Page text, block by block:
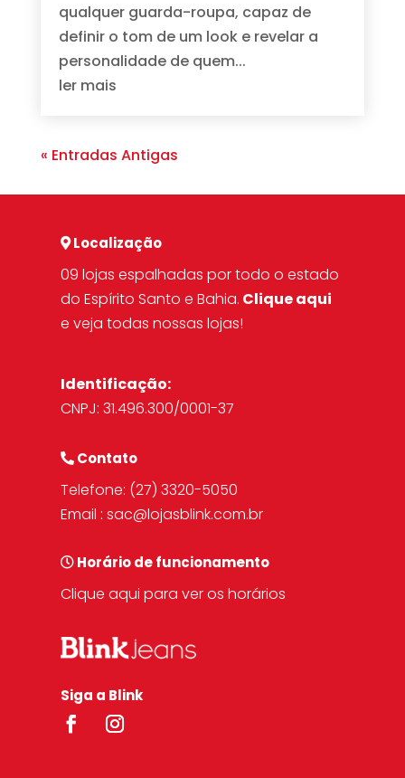
qualquer guarda-roupa, capaz de
definir o tom de um look e revelar a
personalidade de quem...
ler mais
« Entradas Antigas
Localização
09 lojas espalhadas por todo o estado
do Espírito Santo e Bahia. Clique aqui
e veja todas nossas lojas!
Identificação:
CNPJ: 31.496.300/0001-37
Contato
Telefone: (27) 3320-5050
Email :sac@lojasblink.com.br
Horário de funcionamento
Clique aqui para ver os horários
Siga a Blink